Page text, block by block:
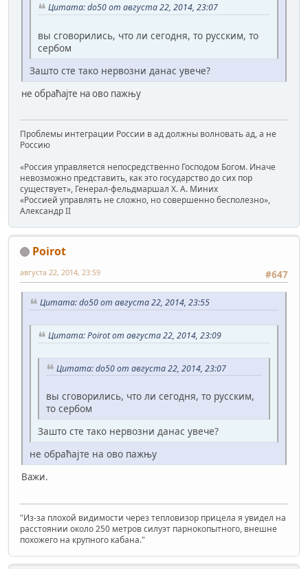
Цитата: do50 от августа 22, 2014, 23:07
вы сговорились, что ли сегодня, то русским, то
сербом
Зашто сте тако нервозни данас увече?
не обраћајте на ово пажњу
Проблемы интеграции России в ад должны волновать ад, а не
Россию
«Россия управляется непосредственно Господом Богом. Иначе
невозможно представить, как это государство до сих пор
существует», Генерал-фельдмаршал Х. А. Миних
«Россией управлять не сложно, но совершенно бесполезно»,
Александр II
Poirot
#647
августа 22, 2014, 23:59
Цитата: do50 от августа 22, 2014, 23:55
Цитата: Poirot от августа 22, 2014, 23:09
Цитата: do50 от августа 22, 2014, 23:07
вы сговорились, что ли сегодня, то русским,
то сербом
Зашто сте тако нервозни данас увече?
не обраћајте на ово пажњу
Важи.
"Из-за плохой видимости через тепловизор прицела я увидел на
расстоянии около 250 метров силуэт парнокопытного, внешне
похожего на крупного кабана."